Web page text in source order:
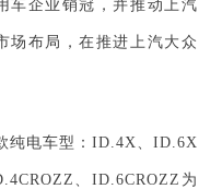
车企业销冠，并推动上汽
场布局，在推进上汽大众
纯电车型：ID.4X、ID.6X
、ID.6CROZZ为